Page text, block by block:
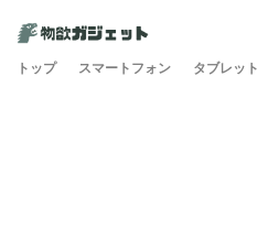
トップ スマートフォン タブレット